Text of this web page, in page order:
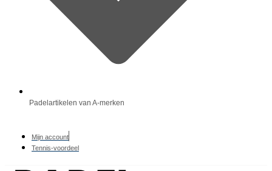
Padelartikelen van A-merken
Mijn account
Tennis-voordeel